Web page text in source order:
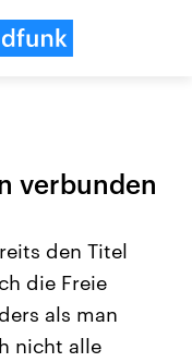
verbunden
den Titel
die Freie
als man
nicht alle